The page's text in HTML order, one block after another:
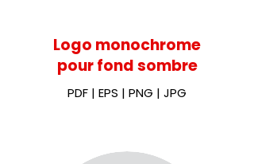
Logo monochrome
pour fond sombre
PDF | EPS | PNG | JPG